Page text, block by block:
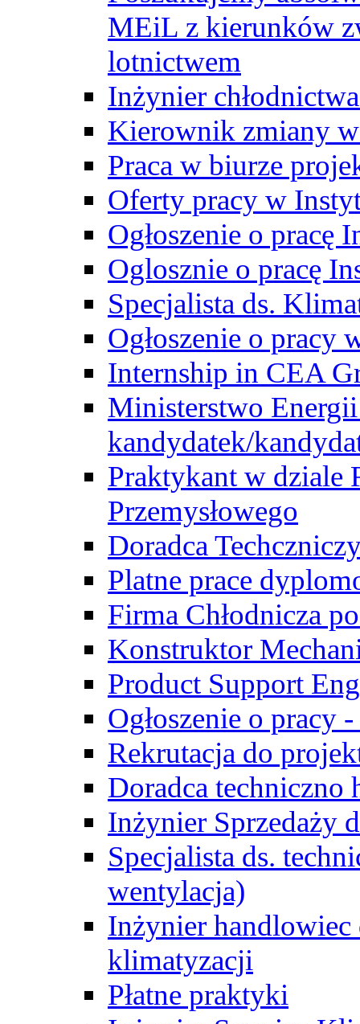
MEiL z kierunków
lotnictwem
Inżynier
Kierownik zmiany
Praca w biurze
Oferty pracy w
Ogłoszenie o pracę
Oglosznie o pracę
Specjalista ds.
Ogłoszenie o pracy
Internship in CEA
Ministerstwo
kandydatek/
Praktykant w dziale
Przemysłowego
Doradca
Platne prace
Firma Chłodnicza
Konstruktor
Product Support
Ogłoszenie o pracy
Rekrutacja do
Doradca techniczno
Inżynier Sprzedaży
Specjalista ds.
wentylacja)
Inżynier handlowiec
klimatyzacji
Płatne praktyki